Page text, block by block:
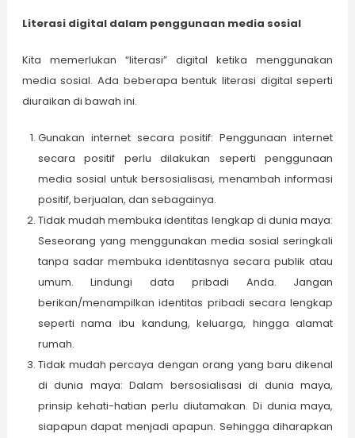
Literasi digital dalam penggunaan media sosial
Kita memerlukan “literasi” digital ketika menggunakan
media sosial. Ada beberapa bentuk literasi digital seperti
diuraikan di bawah ini.
Gunakan internet secara positif: Penggunaan internet
secara positif perlu dilakukan seperti penggunaan
media sosial untuk bersosialisasi, menambah informasi
positif, berjualan, dan sebagainya.
Tidak mudah membuka identitas lengkap di dunia maya:
Seseorang yang menggunakan media sosial seringkali
tanpa sadar membuka identitasnya secara publik atau
umum. Lindungi data pribadi Anda. Jangan
berikan/menampilkan identitas pribadi secara lengkap
seperti nama ibu kandung, keluarga, hingga alamat
rumah.
Tidak mudah percaya dengan orang yang baru dikenal
di dunia maya: Dalam bersosialisasi di dunia maya,
prinsip kehati-hatian perlu diutamakan. Di dunia maya,
siapapun dapat menjadi apapun. Sehingga diharapkan